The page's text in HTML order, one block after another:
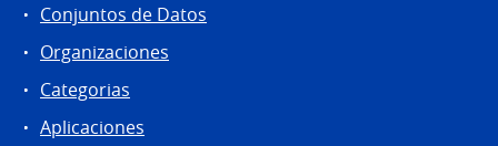
Conjuntos de Datos
Organizaciones
Categorias
Aplicaciones